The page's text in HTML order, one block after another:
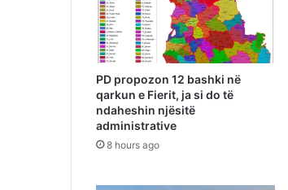
PD propozon 12 bashki në
qarkun e Fierit, ja si do të
ndaheshin njësitë
administrative
8 hours ago